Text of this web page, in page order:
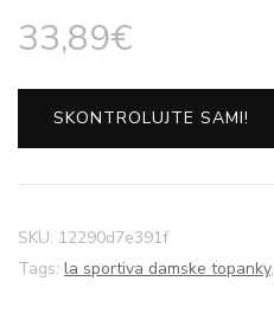
33,89€
SKONTROLUJTE SAMI!
SKU: 12290d7e391f
Tags: la sportiva damske topanky,